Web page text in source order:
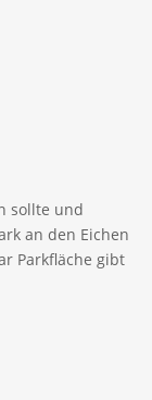
sollte und
an den Eichen
Parkfläche gibt